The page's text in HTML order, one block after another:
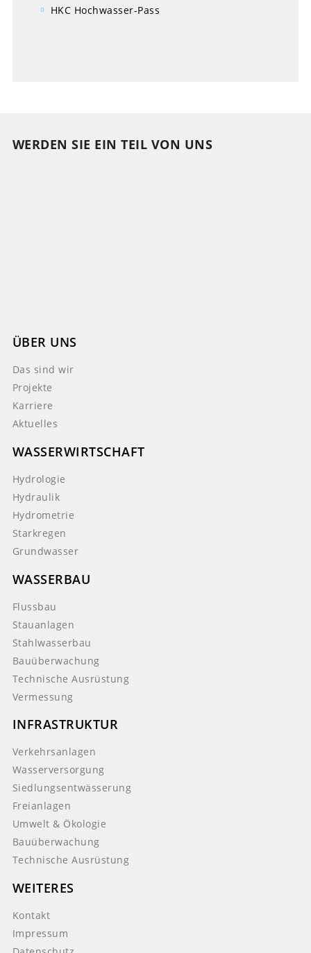
HKC Hochwasser-Pass
WERDEN SIE EIN TEIL VON UNS
ÜBER UNS
Das sind wir
Projekte
Karriere
Aktuelles
WASSERWIRTSCHAFT
Hydrologie
Hydraulik
Hydrometrie
Starkregen
Grundwasser
WASSERBAU
Flussbau
Stauanlagen
Stahlwasserbau
Bauüberwachung
Technische Ausrüstung
Vermessung
INFRASTRUKTUR
Verkehrsanlagen
Wasserversorgung
Siedlungsentwässerung
Freianlagen
Umwelt & Ökologie
Bauüberwachung
Technische Ausrüstung
WEITERES
Kontakt
Impressum